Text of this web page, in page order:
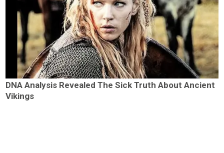
DNA Analysis Revealed The Sick Truth About Ancient
Vikings